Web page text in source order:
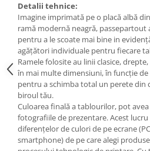
Tricouri biciclisti MTB
Tricouri biciclisti BMX
Tricouri biciclisti downhill
Tricouri skateboard
Tricouri sport/fitness
Tricouri fitness/sala de forta
Tricouri yoga
Detalii tehnice:
Imagine imprimată pe o placă albă
ramă modernă neagră,
pentru a le scoate mai bine in
agățători individuale pentru fiecare
Ramele folosite au linii clasice,
în mai multe dimensiuni, în funcție
pentru a schimba total un perete din
biroul tău.
Culoarea finală a tablourilor, pot
fotografiile de prezentare. Acest
diferențelor de culori de pe ecrane
smartphone) de pe care alegi